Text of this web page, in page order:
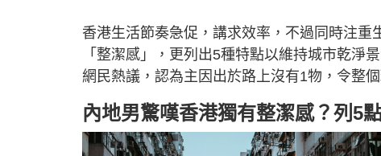
香港生活節奏急促，講求效率，不過同時注
「整潔感」，更列出5種特點以維持城市乾淨
網民熱議，認為主因出於路上沒有1物，令整
內地男驚嘆香港獨有整潔感？列5